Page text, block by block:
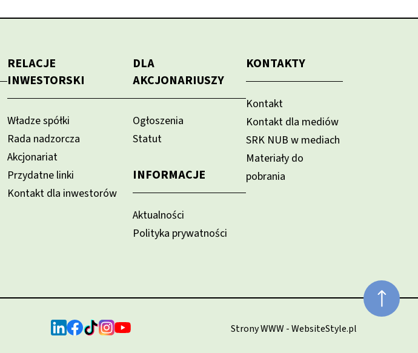
RELACJE
INWESTORSKI
Władze spółki
Rada nadzorcza
Akcjonariat
Przydatne linki
Kontakt dla inwestorów
DLA
AKCJONARIUSZY
Ogłoszenia
Statut
INFORMACJE
Aktualności
Polityka prywatności
KONTAKTY
Kontakt
Kontakt dla mediów
SRK NUB w mediach
Materiały do
pobrania
Strony WWW - WebsiteStyle.pl